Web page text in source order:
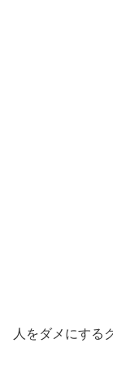
人をダメにする